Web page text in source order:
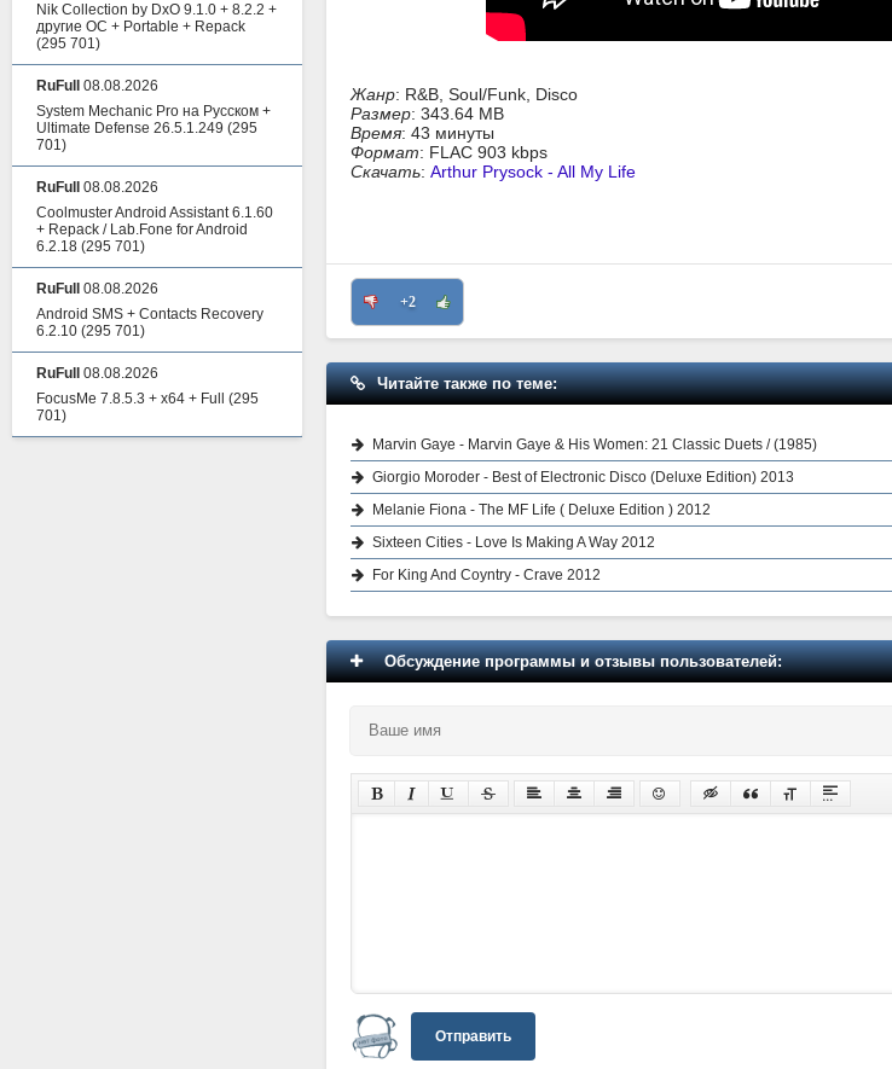
Жанр: R&B, Soul/Funk, Disco
Размер: 343.64 MB
Время: 43 минуты
Формат: FLAC 903 kbps
Скачать: Arthur Prysock - All My Life
+2
Читайте также по теме:
Marvin Gaye - Marvin Gaye & His Women: 21 Classic Duets / (1985)
Giorgio Moroder - Best of Electronic Disco (Deluxe Edition) 2013
Melanie Fiona - The MF Life ( Deluxe Edition ) 2012
Sixteen Cities - Love Is Making A Way 2012
For King And Coyntry - Crave 2012
Обсуждение программы и отзывы пользователей:
Отправить
Nik Collection by DxO 9.1.0 + 8.2.2 +
другие ОС + Portable + Repack
(295 701)
RuFull
08.08.2026
System Mechanic Pro на Русском +
Ultimate Defense 26.5.1.249 (295
701)
RuFull
08.08.2026
Coolmuster Android Assistant 6.1.60
+ Repack / Lab.Fone for Android
6.2.18 (295 701)
RuFull
08.08.2026
Android SMS + Contacts Recovery
6.2.10 (295 701)
RuFull
08.08.2026
FocusMe 7.8.5.3 + x64 + Full
(295
701)